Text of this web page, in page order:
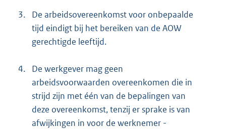
3.
De arbeidsovereenkomst voor onbepaalde
tijd eindigt bij het bereiken van de AOW
gerechtigde leeftijd.
4.
De werkgever mag geen
arbeidsvoorwaarden overeenkomen die in
strijd zijn met één van de bepalingen van
deze overeenkomst, tenzij er sprake is van
afwijkingen in voor de werknemer -